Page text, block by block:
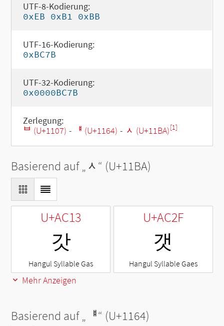
UTF-8-Kodierung:
0xEB 0xB1 0xBB
UTF-16-Kodierung:
0xBC7B
UTF-32-Kodierung:
0x0000BC7B
Zerlegung:
ᄇ (U+1107) - ᅤ (U+1164) - ᆺ (U+11BA)[1]
Basierend auf „ᆺ“ (U+11BA)
U+AC13
갓
Hangul Syllable Gas
U+AC2F
갯
Hangul Syllable Gaes
Mehr Anzeigen
Basierend auf „ ᅤ“ (U+1164)